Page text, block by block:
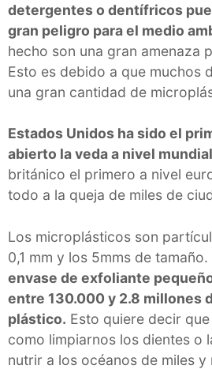
detergentes o dentífricos
gran peligro para el medio
hecho son una gran amenaza
Esto es debido a que muchos
una gran cantidad de
Estados Unidos ha sido el
abierto la veda a nivel
británico el primero a nivel
todo a la queja de miles de
Los microplásticos son
0,1 mm y los 5mms de
envase de exfoliante
entre 130.000 y 2.8 millones
plástico. Esto quiere decir
como limpiarnos los dientes o
nutrir a los océanos de miles y